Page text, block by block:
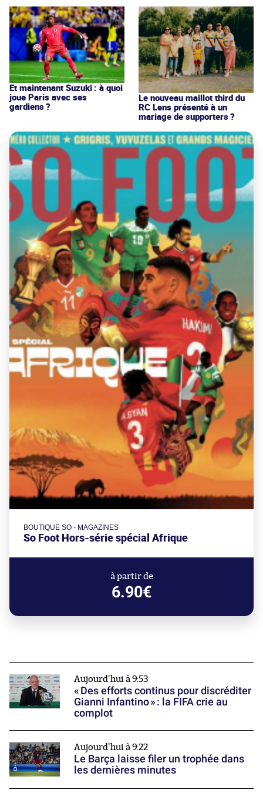
Et maintenant Suzuki : à quoi
joue Paris avec ses
gardiens ?
Le nouveau maillot third du
RC Lens présenté à un
mariage de supporters ?
BOUTIQUE SO - MAGAZINES
So Foot Hors-série spécial Afrique
à partir de
6.90€
Aujourd'hui à 9:53
« Des efforts continus pour discréditer
Gianni Infantino » : la FIFA crie au
complot
Aujourd'hui à 9:22
Le Barça laisse filer un trophée dans
les dernières minutes